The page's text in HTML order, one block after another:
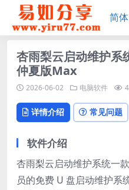
杏雨梨云启动维护系
仲夏版Max
2026-06-02 电脑软件 4
详情介绍 常见问题
软件介绍
杏雨梨云启动维护系统一
员的免费 U 盘启动维护系